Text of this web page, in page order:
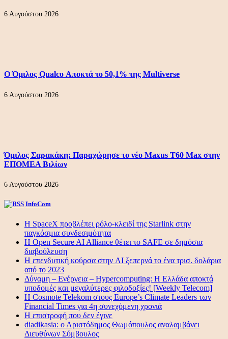
6 Αυγούστου 2026
Ο Όμιλος Qualco Αποκτά το 50,1% της Multiverse
6 Αυγούστου 2026
Όμιλος Σαρακάκη: Παραχώρησε το νέο Maxus T60 Max στην
ΕΠΟΜΕΑ Βιλίων
6 Αυγούστου 2026
InfoCom
Η SpaceX προβλέπει ρόλο-κλειδί της Starlink στην
παγκόσμια συνδεσιμότητα
Η Open Secure AI Alliance θέτει το SAFE σε δημόσια
διαβούλευση
Η επενδυτική κούρσα στην AI ξεπερνά το ένα τρισ. δολάρια
από το 2023
Δύναμη – Ενέργεια – Ηypercomputing: Η Ελλάδα αποκτά
υποδομές και μεγαλύτερες φιλοδοξίες! [Weekly Telecom]
Η Cosmote Telekom στους Europe’s Climate Leaders των
Financial Times για 4η συνεχόμενη χρονιά
Η επιστροφή που δεν έγινε
diadikasia: ο Αριστόδημος Θωμόπουλος αναλαμβάνει
Διευθύνων Σύμβουλος